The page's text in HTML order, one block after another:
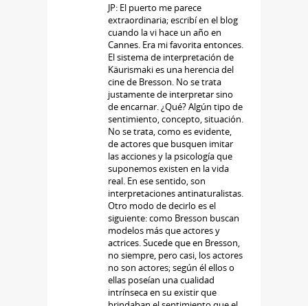
JP: El puerto me parece
extraordinaria; escribí en el blog
cuando la vi hace un año en
Cannes. Era mi favorita entonces.
El sistema de interpretación de
Käurismaki es una herencia del
cine de Bresson. No se trata
justamente de interpretar sino
de encarnar. ¿Qué? Algún tipo de
sentimiento, concepto, situación.
No se trata, como es evidente,
de actores que busquen imitar
las acciones y la psicología que
suponemos existen en la vida
real. En ese sentido, son
interpretaciones antinaturalistas.
Otro modo de decirlo es el
siguiente: como Bresson buscan
modelos más que actores y
actrices. Sucede que en Bresson,
no siempre, pero casi, los actores
no son actores; según él ellos o
ellas poseían una cualidad
intrínseca en su existir que